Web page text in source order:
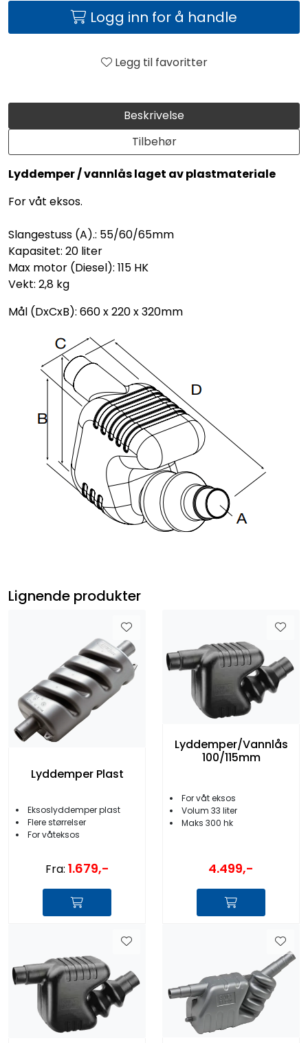
Beskrivelse
Tilbehør
Lyddemper / vannlås laget av plastmateriale
For våt eksos.
Slangestuss (A).: 55/60/65mm
Kapasitet: 20 liter
Max motor (Diesel): 115 HK
Vekt: 2,8 kg
Mål (DxCxB): 660 x 220 x 320mm
Logg inn for å handle
Legg til favoritter
Lignende produkter
Lyddemper Plast
Eksoslyddemper plast
Flere størrelser
For våteksos
Fra: 1.679,-
Lyddemper/Vannlås
100/115mm
For våt eksos
Volum 33 liter
Maks 300 hk
4.499,-